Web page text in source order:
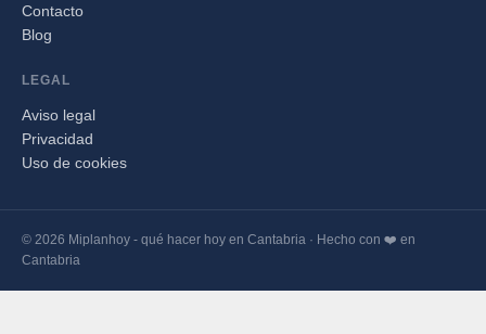
Contacto
Blog
LEGAL
Aviso legal
Privacidad
Uso de cookies
© 2026 Miplanhoy - qué hacer hoy en Cantabria · Hecho con ❤️ en
Cantabria